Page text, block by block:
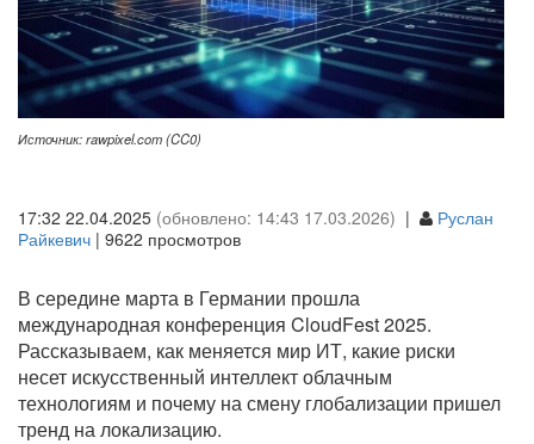
Источник: rawpixel.com (CC0)
17:32 22.04.2025 (обновлено: 14:43 17.03.2026) |
Руслан
Райкевич | 9622 просмотров
В середине марта в Германии прошла
международная конференция CloudFest 2025.
Рассказываем, как меняется мир ИТ, какие риски
несет искусственный интеллект облачным
технологиям и почему на смену глобализации пришел
тренд на локализацию.